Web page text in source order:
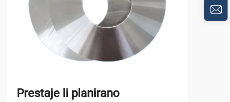
Prestaje li planirano